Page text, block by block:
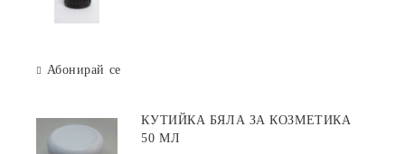
Абонирай се
КУТИЙКА БЯЛА ЗА КОЗМЕТИКА
50 МЛ